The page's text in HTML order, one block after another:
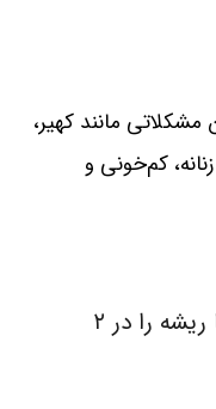
مشکلاتی مانند کهیر،
کم‌خونی و
یک قاشق غذاخوری از برگ یا ریشه را در ۲